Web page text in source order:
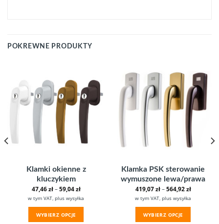
POKREWNE PRODUKTY
Klamki okienne z
kluczykiem
47,46zł–59,04zł
w tym VAT, plus wysyłka
WYBIERZ OPCJE
Klamka PSK sterowanie
wymuszone lewa/prawa
419,07zł–564,92zł
w tym VAT, plus wysyłka
WYBIERZ OPCJE